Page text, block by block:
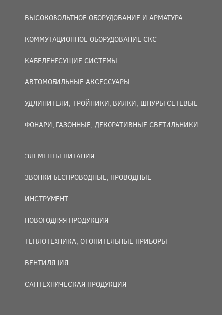
ВЫСОКОВОЛЬТНОЕ ОБОРУДОВАНИЕ И АРМАТУРА
КОММУТАЦИОННОЕ ОБОРУДОВАНИЕ СКС
КАБЕЛЕНЕСУЩИЕ СИСТЕМЫ
АВТОМОБИЛЬНЫЕ АКСЕССУАРЫ
УДЛИНИТЕЛИ, ТРОЙНИКИ, ВИЛКИ, ШНУРЫ СЕТЕВЫЕ
ФОНАРИ, ГАЗОННЫЕ, ДЕКОРАТИВНЫЕ СВЕТИЛЬНИКИ
ЭЛЕМЕНТЫ ПИТАНИЯ
ЗВОНКИ БЕСПРОВОДНЫЕ, ПРОВОДНЫЕ
ИНСТРУМЕНТ
НОВОГОДНЯЯ ПРОДУКЦИЯ
ТЕПЛОТЕХНИКА, ОТОПИТЕЛЬНЫЕ ПРИБОРЫ
ВЕНТИЛЯЦИЯ
САНТЕХНИЧЕСКАЯ ПРОДУКЦИЯ